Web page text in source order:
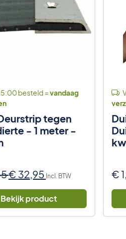
besteld =vandaag
tegen
- 1 meter -
Oorspronkelijke
was:
€ 35,45.
€ 32,95 Huidige
is:
€ 32,95.
Incl. BTW
Bekijk product
€